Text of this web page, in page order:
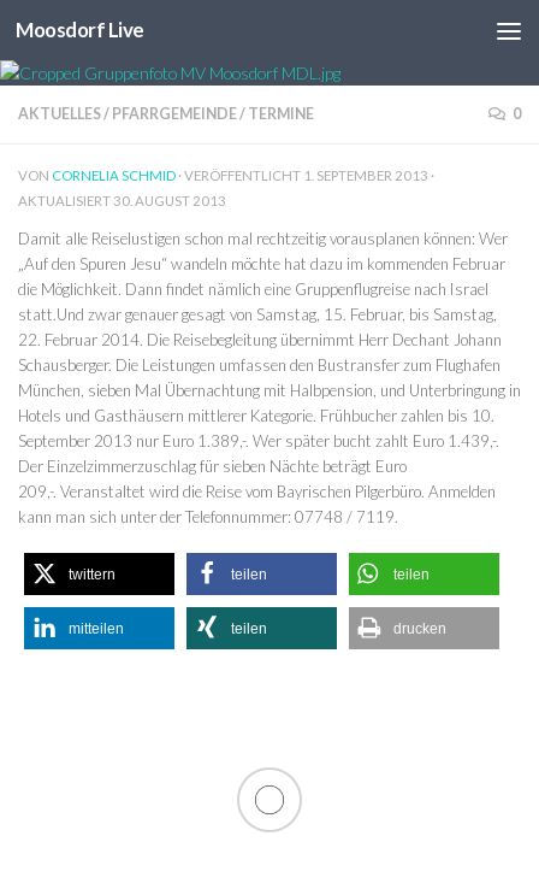
Unter dem Inhalt
Moosdorf Live
AKTUELLES/ PFARRGEMEINDE/ TERMINE 0
VON CORNELIA SCHMID · VERÖFFENTLICHT 1. SEPTEMBER 2013 ·
AKTUALISIERT30. AUGUST 2013
Damit alle Reiselustigen schon mal rechtzeitig vorausplanen können: Wer
„Auf den Spuren Jesu“ wandeln möchte hat dazu im kommenden Februar
die Möglichkeit. Dann findet nämlich eine Gruppenflugreise nach Israel
statt.Und zwar genauer gesagt von Samstag, 15. Februar, bis Samstag,
22. Februar 2014. Die Reisebegleitung übernimmt Herr Dechant Johann
Schausberger. Die Leistungen umfassen den Bustransfer zum Flughafen
München, sieben Mal Übernachtung mit Halbpension, und Unterbringung in
Hotels und Gasthäusern mittlerer Kategorie. Frühbucher zahlen bis 10.
September 2013 nur Euro 1.389,-. Wer später bucht zahlt Euro 1.439,-.
Der Einzelzimmerzuschlag für sieben Nächte beträgt Euro
209,-. Veranstaltet wird die Reise vom Bayrischen Pilgerbüro. Anmelden
kann man sich unter der Telefonnummer: 07748 / 7119.
twittern teilen teilen
mitteilen teilen drucken